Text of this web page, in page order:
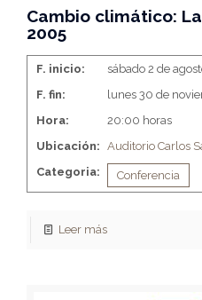
Cambio climático:
2005
F. inicio:
sábado 2 de
F. fin:
lunes 30 de
Hora:
20:00 horas
Ubicación: Auditorio Carlos
Categoria:
Conferencia
Leer más